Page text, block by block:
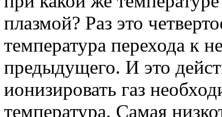
плазмой? Раз это
температура перехода к
предыдущего. И это
ионизировать газ
температура. Самая